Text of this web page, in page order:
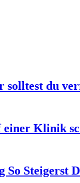
solltest du
Klinik
Steigerst